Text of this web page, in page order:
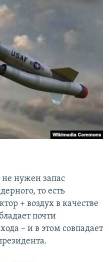
нужен запас
то есть
+ воздух в качестве
почти
– и в этом совпадает